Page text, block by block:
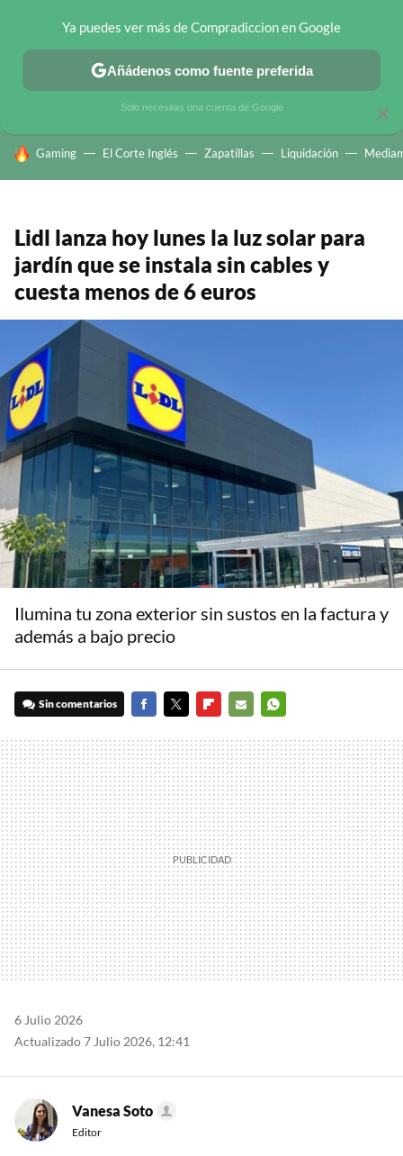
CHOLLOS TELEGRAM OFERTAS EN MÓVILES OFERTAS EN
HOY SE HABLA DE
Gaming El Corte Inglés Zapatillas Liquidación
Lidl lanza hoy lunes la luz solar para
jardín que se instala sin cables y
cuesta menos de 6 euros
Ilumina tu zona exterior sin sustos en la factura y
además a bajo precio
Sin comentarios
MAIL
6 Julio 2026
Actualizado 7 Julio 2026, 12:41
Vanesa Soto
Editor
×
Ya puedes ver más de Compradiccion en Google
Añádenos como fuente preferida
Solo necesitas una cuenta de Google